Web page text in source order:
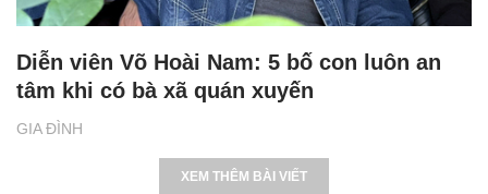
GIA ĐÌNH
Diễn viên Võ Hoài Nam: 5 bố con luôn an
tâm khi có bà xã quán xuyến
XEM THÊM BÀI VIẾT